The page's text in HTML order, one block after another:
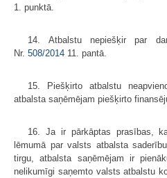
1. punktā.
14. Atbalstu nepiešķir par
Nr. 508/2014 11. pantā.
15. Piešķirto atbalstu
atbalsta saņēmējam piešķirto
16. Ja ir pārkāptas prasības,
lēmumā par valsts atbalsta
tirgu, atbalsta saņēmējam ir
nelikumīgi saņemto valsts atbalstu